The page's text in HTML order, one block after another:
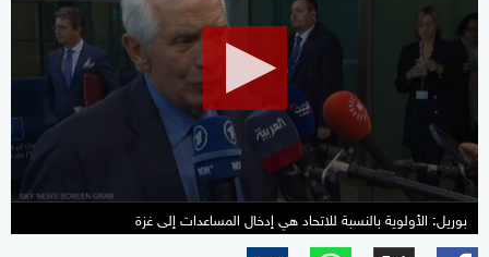
seconds
بوريل: الأولوية بالنسبة للاتحاد هي إدخال المساعدات إلى غزة